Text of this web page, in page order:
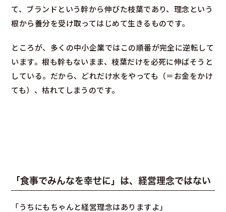
て、ブランドという幹から伸びた枝葉であり、理念という
根から養分を受け取ってはじめて生きるものです。
ところが、多くの中小企業ではこの順番が完全に逆転して
います。根も幹もないまま、枝葉だけを必死に伸ばそうと
している。だから、どれだけ水をやっても（＝お金をかけ
ても）、枯れてしまうのです。
「食事でみんなを幸せに」は、経営理念ではない
「うちにもちゃんと経営理念はありますよ」